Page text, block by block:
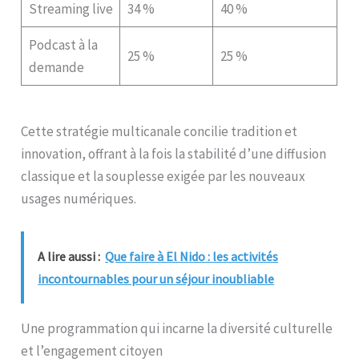
Streaming live 34 % 40 %
Podcast à la
demande
25 % 25 %
Cette stratégie multicanale concilie tradition et
innovation, offrant à la fois la stabilité d’une diffusion
classique et la souplesse exigée par les nouveaux
usages numériques.
A lire aussi : Que faire à El Nido : les activités
incontournables pour un séjour inoubliable
Une programmation qui incarne la diversité culturelle
et l’engagement citoyen